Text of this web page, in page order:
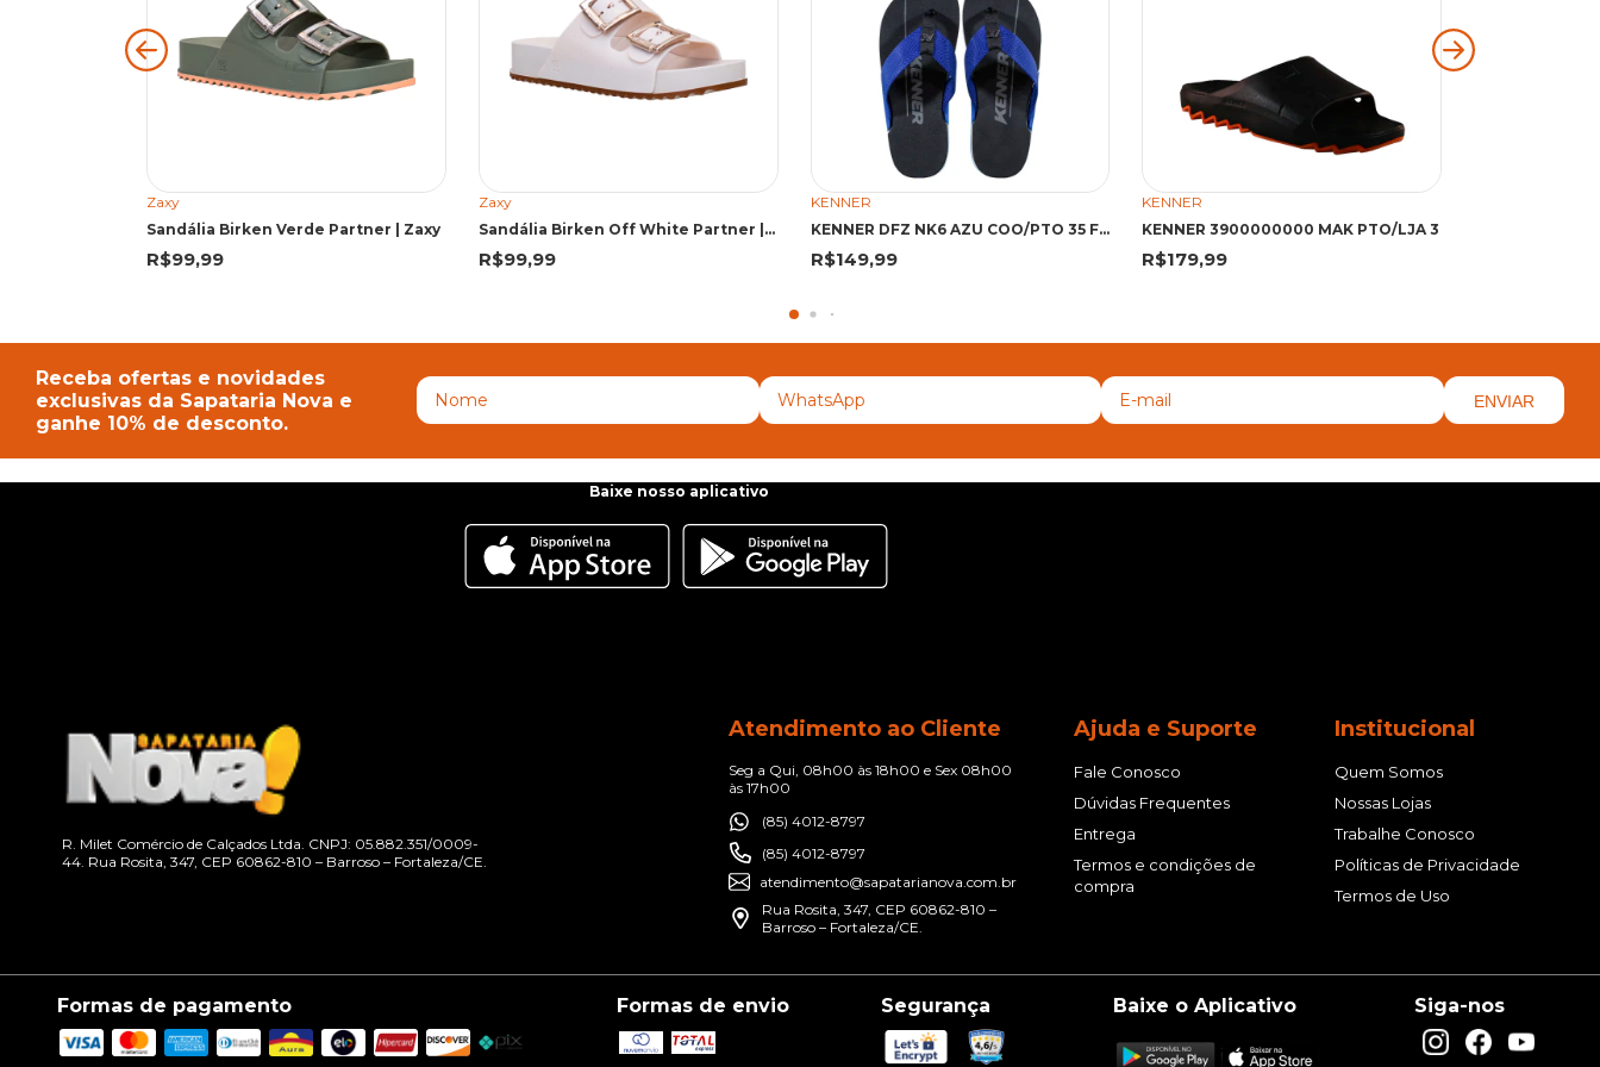
Zaxy
Sandália Birken Verde Partner | Zaxy
R$99,99
Zaxy
Sandália Birken Off White Partner | Zaxy
R$99,99
KENNER
KENNER DFZ NK6 AZU COO/PTO 35 FDG DFZ AZUL COOL/PRETO
R$149,99
KENNER
KENNER 3900000000 MAK PTO/LJA 3
R$179,99
Receba ofertas e novidades
exclusivas da Sapataria Nova e
ganhe 10% de desconto.
ENVIAR
Baixe nosso aplicativo
R. Milet Comércio de Calçados Ltda. CNPJ: 05.882.351/0009-
44. Rua Rosita, 347, CEP 60862-810 – Barroso – Fortaleza/CE.
Atendimento ao Cliente
Seg a Qui, 08h00 às 18h00 e Sex 08h00
às 17h00
(85) 4012-8797
(85) 4012-8797
atendimento@sapatarianova.com.br
Rua Rosita, 347, CEP 60862-810 –
Barroso – Fortaleza/CE.
Ajuda e Suporte
Fale Conosco
Dúvidas Frequentes
Entrega
Termos e condições de
compra
Institucional
Quem Somos
Nossas Lojas
Trabalhe Conosco
Políticas de Privacidade
Termos de Uso
Formas de pagamento Formas de envio Segurança Baixe o Aplicativo Siga-nos